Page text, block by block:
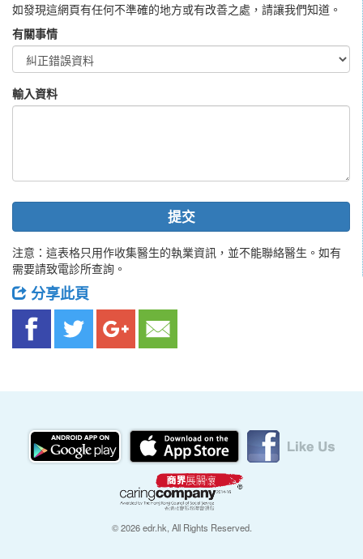
如發現這網頁有任何不準確的地方或有改善之處，請讓我們知道。
有關事情
輸入資料
提交
注意：這表格只用作收集醫生的執業資訊，並不能聯絡醫生。如有
需要請致電診所查詢。
分享此頁
© 2026 edr.hk, All Rights Reserved.